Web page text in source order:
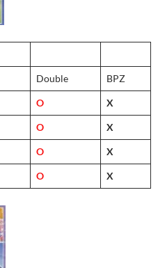
Double BPZ
O X
O X
O X
O X